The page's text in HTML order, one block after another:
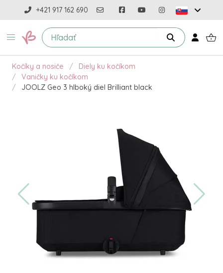
+421 917 162 690
Kočíky a nosiče
Diely ku kočíkom
Vaničky ku kočíkom
JOOLZ Geo 3 hlboký diel Brilliant black